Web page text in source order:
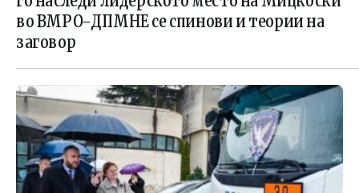
во ВМРО-ДПМНЕ се спинови и теории на
заговор